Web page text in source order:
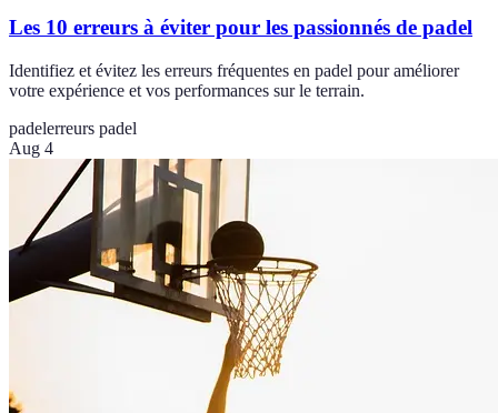
Les 10 erreurs à éviter pour les passionnés de padel
Identifiez et évitez les erreurs fréquentes en padel pour améliorer
votre expérience et vos performances sur le terrain.
padelerreurs padel
Aug 4